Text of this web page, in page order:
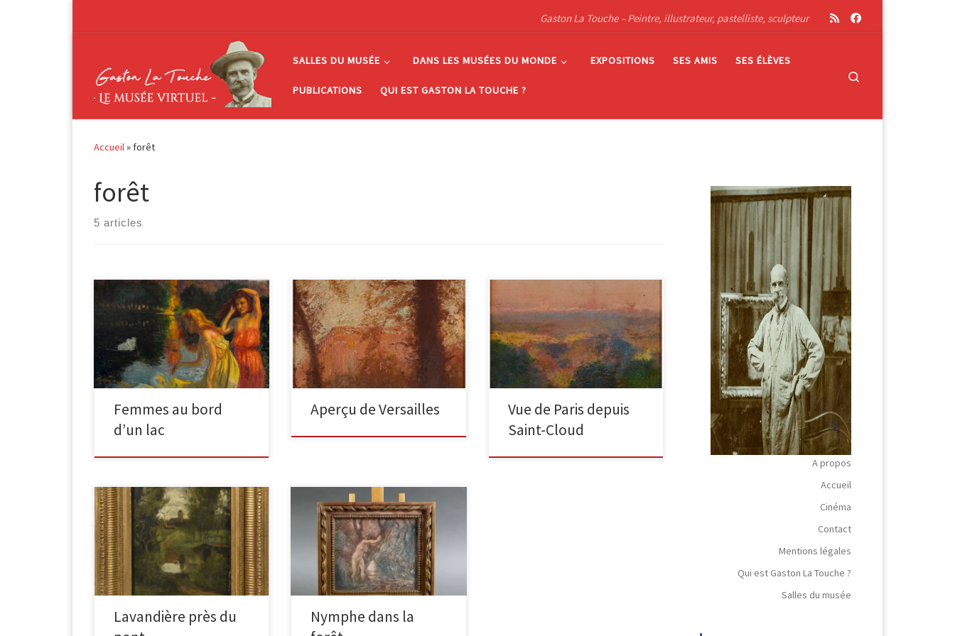
Gaston La Touche – Peintre, illustrateur, pastelliste, sculpteur
SALLES DU MUSÉE DANS LES MUSÉES DU MONDE EXPOSITIONS SES AMIS SES ÉLÈVES
PUBLICATIONS QUI EST GASTON LA TOUCHE ?
Accueil»forêt
forêt
5 articles
Femmes au bord d’un lac huile sur
toile (restaurations), non signée, au
dos de la toile une inscription: G
Latouche […]
Femmes au bord
d’un lac
Aperçu de Versailles, 15x15cm
Caché dans le parc, derrière
quelques arbres, apparaît l’habituel
et imposant château de Versailles. Il
est […]
Aperçu de Versailles
Vue de Paris depuis le parc de Saint-
Cloud, 15x15cm Il s’agit d’un petit
cadre comme La Touche en faisait
régulièrement. […]
Vue de Paris depuis
Saint-Cloud
Lavandière près du pont Huile sur
panneau, signée en bas à gauche,
située et datée 1891 en bas à
droite. […]
Lavandière près du
Nymphe dans la forêt Aquarelle sur
papier 15,5 x 14 cm L’aquarelle,
magnifiquement conservée,
possède encore son cadre d’origine
portant […]
Nymphe dans la
A propos
Accueil
Cinéma
Contact
Mentions légales
Qui est Gaston La Touche ?
Salles du musée